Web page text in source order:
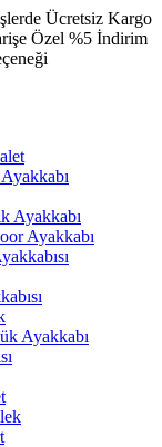
Ücretsiz Kargo
Özel %5 İndirim
Ayakkabı
Ayakkabı
Ayakkabı